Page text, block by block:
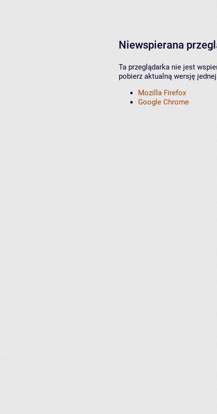
Niewspierana
Ta przeglądarka nie jest
pobierz aktualną wersję
Mozilla Firefox
Google Chrome